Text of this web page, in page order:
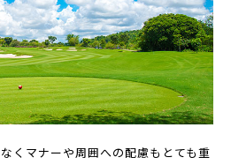
くマナーや周囲への配慮もとても重